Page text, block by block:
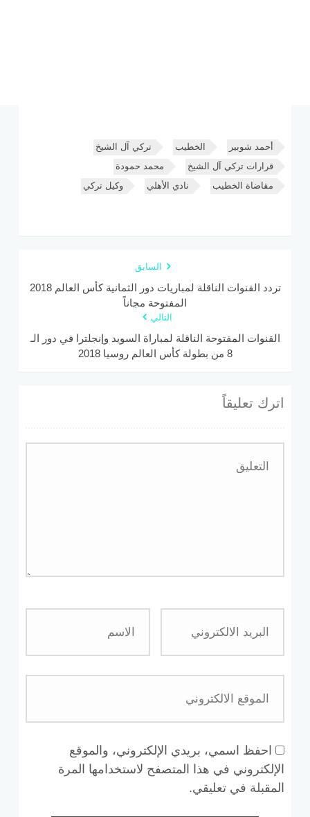
أحمد شوبير الخطيب
تركي آل الشيخ
قرارات تركي آل الشيخ
محمد حمودة
مقاضاة الخطيب
نادي الأهلي وكيل تركي
السابق
تردد القنوات الناقلة لمباريات دور الثمانية كأس العالم 2018
المفتوحة مجاناً
التالي
القنوات المفتوحة الناقلة لمباراة السويد وإنجلترا في دور الـ
8 من بطولة كأس العالم روسيا 2018
اترك تعليقاً
احفظ اسمي، بريدي الإلكتروني، والموقع
الإلكتروني في هذا المتصفح لاستخدامها المرة
المقبلة في تعليقي.